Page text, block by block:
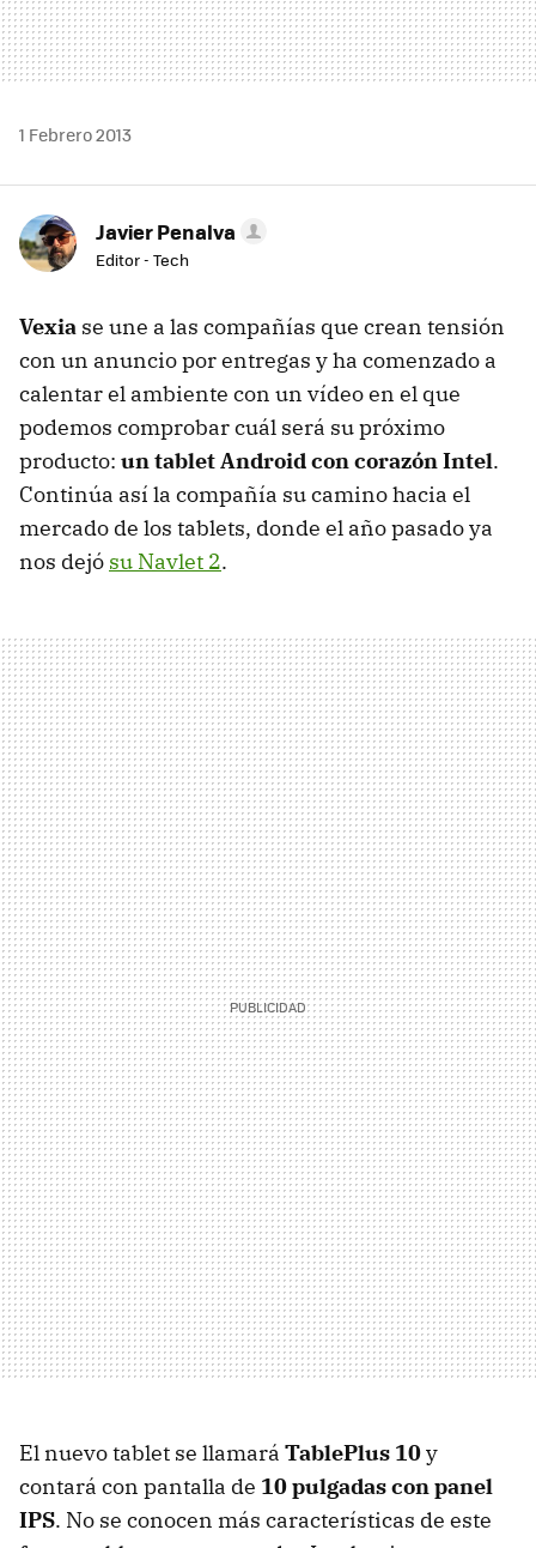
1 Febrero 2013
Javier Penalva
Editor - Tech
Vexia se une a las compañías que crean tensión
con un anuncio por entregas y ha comenzado a
calentar el ambiente con un vídeo en el que
podemos comprobar cuál será su próximo
producto: un tablet Android con corazón Intel.
Continúa así la compañía su camino hacia el
mercado de los tablets, donde el año pasado ya
nos dejó su Navlet 2.
El nuevo tablet se llamará TablePlus 10y
contará con pantalla de 10 pulgadas con panel
IPS. No se conocen más características de este